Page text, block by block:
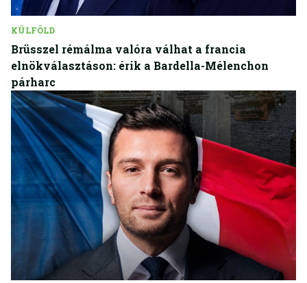
KÜLFÖLD
Brüsszel rémálma valóra válhat a francia
elnökválasztáson: érik a Bardella-Mélenchon
párharc